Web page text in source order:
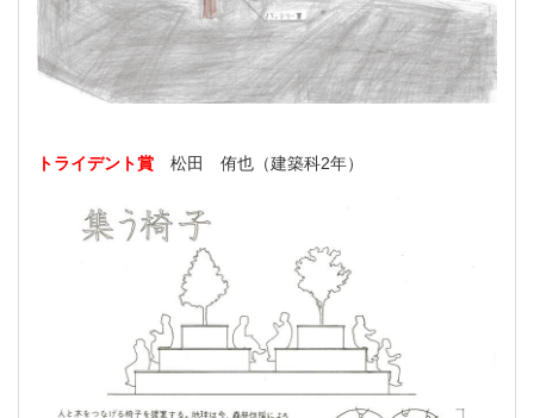
トライデント賞 松田 侑也（建築科2年）